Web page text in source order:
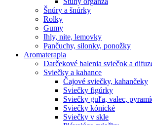
Šnúry a šnúrky
Rolky
Gumy
Ihly, nite, lemovky
Pančuchy, silonky, ponožky
Aromaterapia
Darčekové balenia sviečok a
Sviečky a kahance
Čajové sviečky, kahančeky
Sviečky figúrky
Sviečky guľa, valec,
Sviečky kónické
Sviečky v skle